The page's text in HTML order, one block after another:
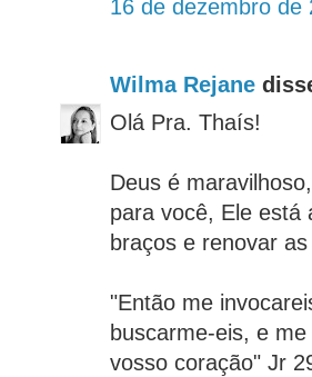
16 de dezembro de
Wilma Rejane
Olá Pra. Thaís!
Deus é
para você, Ele está
braços e renovar
"Então me
buscarme-eis, e
vosso coração" Jr